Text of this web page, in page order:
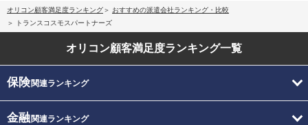
オリコン顧客満足度ランキング
おすすめの派遣会社ランキング・比較
トランスコスモスパートナーズ
オリコン顧客満足度ランキング一覧
保険関連ランキング
金融関連ランキング